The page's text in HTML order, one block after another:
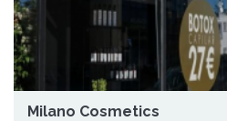
Milano Cosmetics